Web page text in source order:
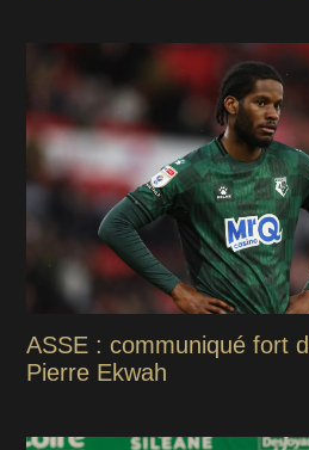
ASSE : communiqué fort
Pierre Ekwah